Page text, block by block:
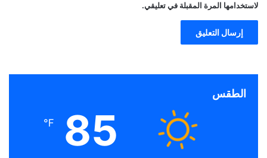
لاستخدامها المرة المقبلة في تعليقي.
الطقس
85
℉